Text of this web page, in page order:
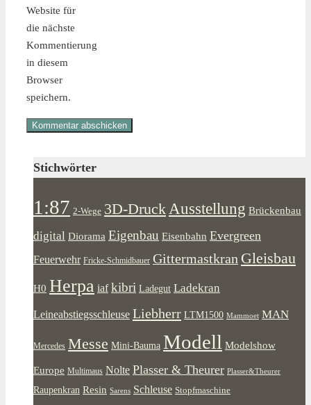
Website für
die nächste
Kommentierung
in diesem
Browser
speichern.
Stichwörter
1:87 2-Wege 3D-Druck Ausstellung Brückenbau
digital Diorama Eigenbau Eisenbahn Evergreen
Feuerwehr Fricke-Schmidbauer Gittermastkran Gleisbau
H0 Herpa iaf kibri Ladegut Ladekran
Leineabstiegsschleuse Liebherr LTM1500 Mammoet MAN
Mercedes Messe Mini-Bauma Modell Modelshow
Europe Multimaus Nolte Plasser & Theurer Plasser&Theurer
Raupenkran Resin Sarens Schleuse Stopfmaschine